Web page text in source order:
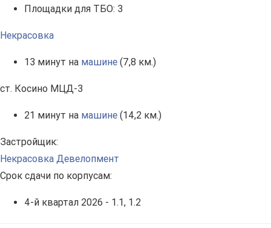
Площадки для ТБО: 3
Некрасовка
13 минут на машине (7,8 км.)
ст. Косино МЦД-3
21 минут на машине (14,2 км.)
Застройщик:
Некрасовка Девелопмент
Срок сдачи по корпусам:
4-й квартал 2026 - 1.1, 1.2